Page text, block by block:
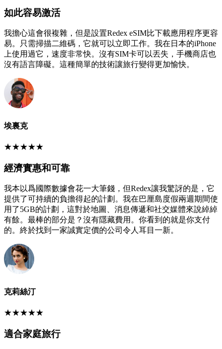
如此容易激活
我擔心這會很複雜，但是設置Redex eSIM比下載應用程序更容
易。只需掃描二維碼，它就可以立即工作。我在日本的iPhone
上使用過它，速度非常快。沒有SIM卡可以丟失，手機商店也
沒有語言障礙。這種簡單的技術讓旅行變得更加愉快。
埃裏克
★★★★★
經濟實惠和可靠
我本以爲國際數據會花一大筆錢，但Redex讓我驚訝的是，它
提供了可持續的負擔得起的計劃。我在巴厘島度假兩週期間使
用了5GB的計劃，這對於地圖、消息傳遞和社交媒體來說綽綽
有餘。最棒的部分是？沒有隱藏費用。你看到的就是你支付
的。終於找到一家誠實定價的公司令人耳目一新。
克莉絲汀
★★★★★
適合家庭旅行